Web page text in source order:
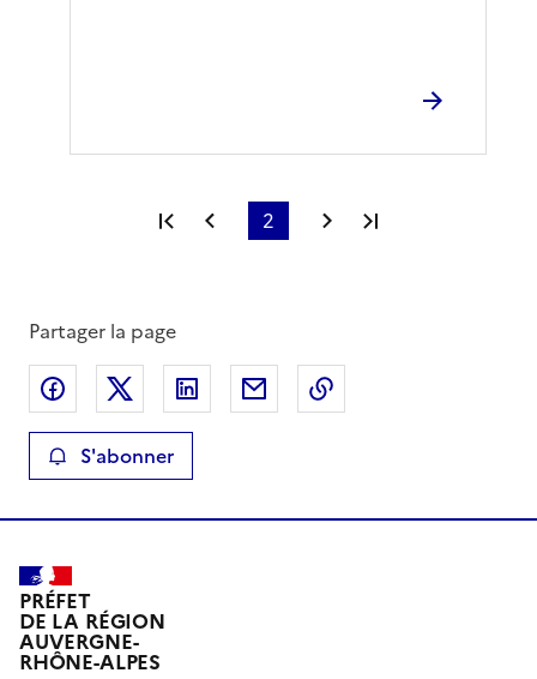
Première page
Page précédente
2 Page suivante
Partager la page
Partager sur Facebook
Partager sur XPartager sur LinkedIn
Partager par email
S'abonner
PRÉFET
DE LA RÉGION
AUVERGNE-
RHÔNE-ALPES